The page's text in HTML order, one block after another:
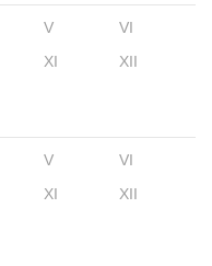
V
VI
XI XII
V
VI
XI XII